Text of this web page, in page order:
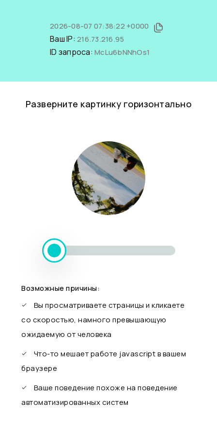
2026-08-07 07:38:22 +0000
Ваш IP: 216.73.216.95
ID запроса: McLu6bNNhOs1
Разверните картинку горизонтально
Возможные причины:
Вы просматриваете страницы и кликаете
со скоростью, намного превышающую
ожидаемую от человека
Что-то мешает работе javascript в вашем
браузере
Ваше поведение похоже на поведение
автоматизированных систем